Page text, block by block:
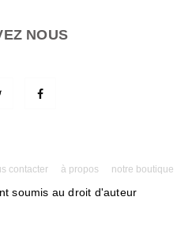
NOUS
contacter à propos notre boutique
soumis au droit d'auteur